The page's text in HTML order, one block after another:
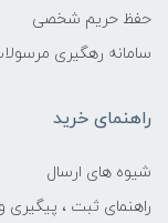
حفظ حریم شخصی
سامانه رهگیری
راهنمای خرید
شیوه های ارسال
راهنمای ثبت ،